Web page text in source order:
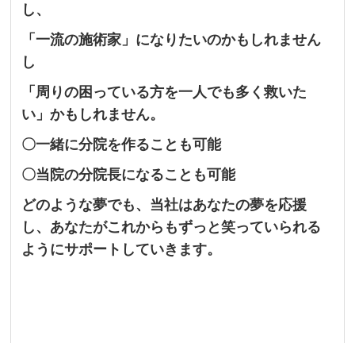
し、
「一流の施術家」になりたいのかもしれません
し
「周りの困っている方を一人でも多く救いた
い」かもしれません。
〇一緒に分院を作ることも可能
〇当院の分院長になることも可能
どのような夢でも、当社はあなたの夢を応援
し、あなたがこれからもずっと笑っていられる
ようにサポートしていきます。